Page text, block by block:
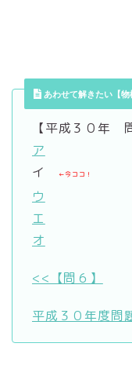
あわせて解きたい【物
【平成３０年
ア
イ
←今ココ！
ウ
エ
オ
<<【問６】
平成３０年度問